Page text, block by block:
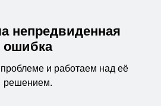
непредвиденная
ошибка
и работаем над её
решением.